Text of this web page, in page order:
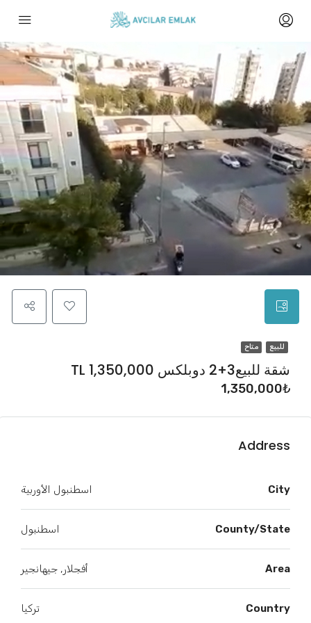
للبيع متاح
شقة للبيع3+2 دوبلكس TL 1,350,000
1,350,000₺
Address
City اسطنبول الأوربية
County/State اسطنبول
Area أفجلار, جيهانجير
Country تركيا